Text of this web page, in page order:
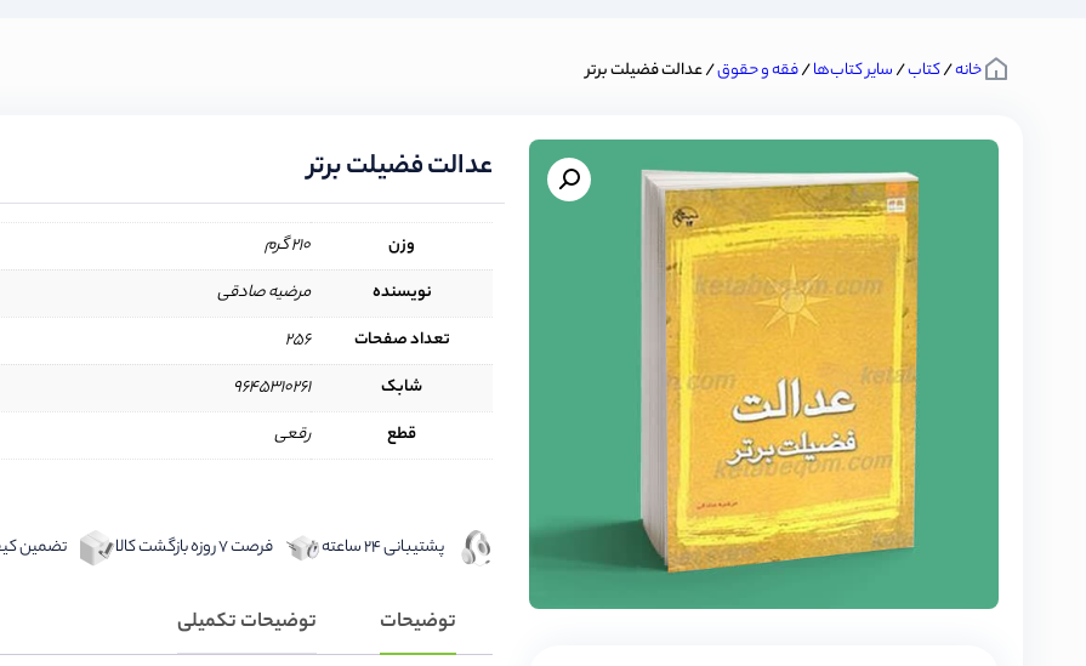
خانه/کتاب/سایر کتاب‌ها/فقه و حقوق/ عدالت فضیلت برتر
عدالت فضیلت برتر
وزن
210 گرم
نویسنده
مرضیه صادقی
تعداد صفحات
256
شابک
9645310261
قطع
رقعی
پشتیبانی 24 ساعته فرصت 7 روزه بازگشت کالا تضمین
توضیحات توضیحات تکمیلی